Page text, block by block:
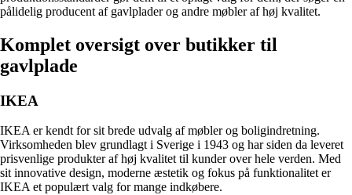
pålidelig producent af gavlplader og andre møbler af høj kvalitet.
Komplet oversigt over butikker til
gavlplade
IKEA
IKEA er kendt for sit brede udvalg af møbler og boligindretning.
Virksomheden blev grundlagt i Sverige i 1943 og har siden da leveret
prisvenlige produkter af høj kvalitet til kunder over hele verden. Med
sit innovative design, moderne æstetik og fokus på funktionalitet er
IKEA et populært valg for mange indkøbere.